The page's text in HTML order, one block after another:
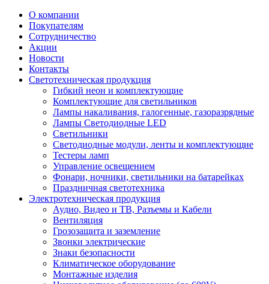
О компании
Покупателям
Сотрудничество
Акции
Новости
Контакты
Светотехническая продукция
Гибкий неон и комплектующие
Комплектующие для светильников
Лампы накаливания, галогенные, газоразрядные
Лампы Светодиодные LED
Светильники
Светодиодные модули, ленты и комплектующие
Тестеры ламп
Управление освещением
Фонари, ночники, светильники на батарейках
Праздничная светотехника
Электротехническая продукция
Аудио, Видео и ТВ, Разъемы и Кабели
Вентиляция
Грозозащита и заземление
Звонки электрические
Знаки безопасности
Климатическое оборудование
Монтажные изделия